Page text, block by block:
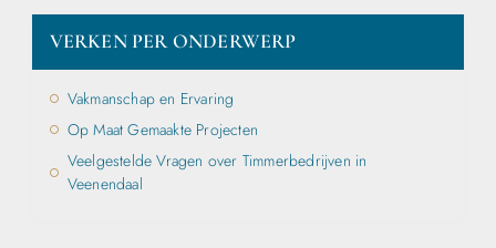
VERKEN PER ONDERWERP
Vakmanschap en Ervaring
Op Maat Gemaakte Projecten
Veelgestelde Vragen over Timmerbedrijven in
Veenendaal